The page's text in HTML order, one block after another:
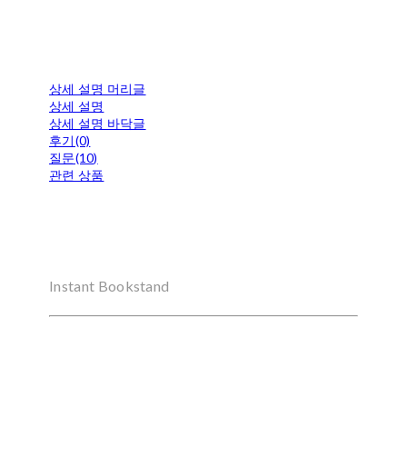
상세 설명 머리글
상세 설명
상세 설명 바닥글
후기(0)
질문(10)
관련 상품
Instant Bookstand